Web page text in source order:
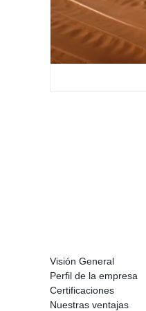
Visión General
Perfil de la empresa
Certificaciones
Nuestras ventajas